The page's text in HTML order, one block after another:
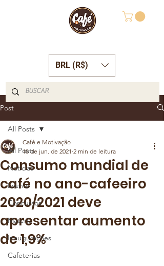
BRL (R$)
Post
All Posts
Notícias
Evento
Concursos
Matéria
Inaugurações
Cafeterias
All Posts
Consumo mundial de
café no ano-cafeeiro
2020/2021 deve
apresentar aumento
de 1,9%
Café e Motivação
18 de jun. de 2021 2 min de leitura